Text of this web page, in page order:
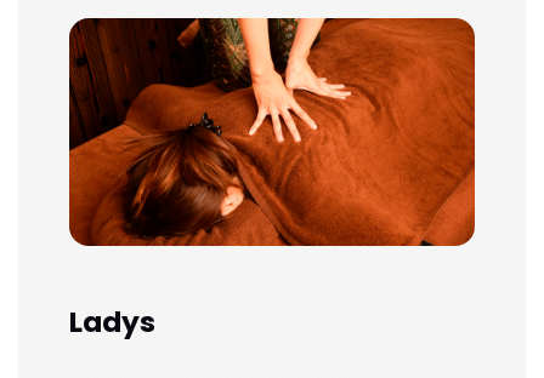
Ladys